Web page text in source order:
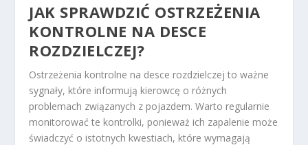
JAK SPRAWDZIĆ OSTRZEŻENIA
KONTROLNE NA DESCE
ROZDZIELCZEJ?
Ostrzeżenia kontrolne na desce rozdzielczej to ważne
sygnały, które informują kierowcę o różnych
problemach związanych z pojazdem. Warto regularnie
monitorować te kontrolki, ponieważ ich zapalenie może
świadczyć o istotnych kwestiach, które wymagają